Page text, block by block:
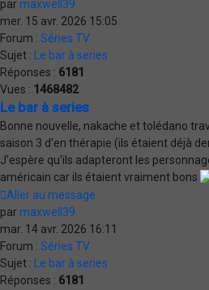
par maxwell39
mer. 15 avr. 2026 15:05
Forum : Séries TV
Sujet : Le bar à series
Réponses : 6181
Vues : 1468482
Le bar à series
Bonne nouvelle, nakache et tolédano
saison 3 d'en thérapie (ils étaient déjà
J'espère qu'ils adapteront les
américain car ils étaient vraiment bons
Aller au message
par maxwell39
mar. 14 avr. 2026 16:11
Forum : Séries TV
Sujet :
Le bar à series
Réponses : 6181